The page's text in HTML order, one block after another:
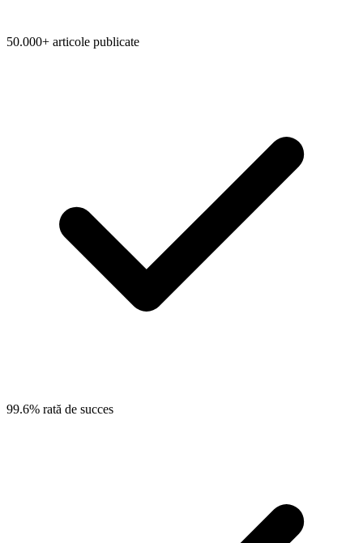
50.000+ articole publicate
99.6% rată de succes